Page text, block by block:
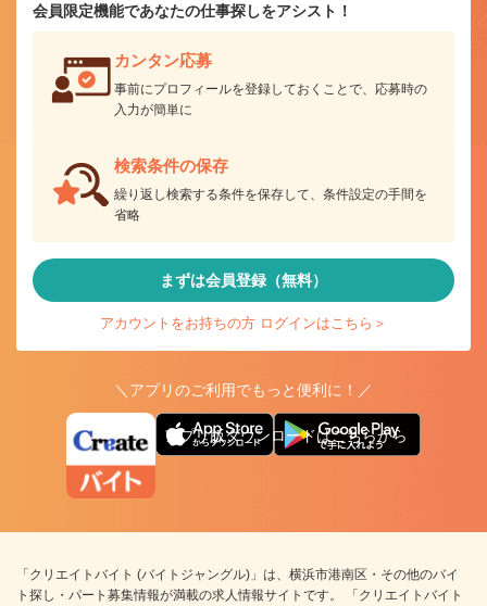
会員限定機能であなたの仕事探しをアシスト！
カンタン応募
事前にプロフィールを登録しておくことで、応募時の
入力が簡単に
検索条件の保存
繰り返し検索する条件を保存して、条件設定の手間を
省略
まずは会員登録（無料）
アカウントをお持ちの方 ログインはこちら＞
＼アプリのご利用でもっと便利に！／
アプリ版ダウンロードはこちらから
「クリエイトバイト (バイトジャングル)」は、横浜市港南区・その他のバイ
ト探し・パート募集情報が満載の求人情報サイトです。 「クリエイトバイト